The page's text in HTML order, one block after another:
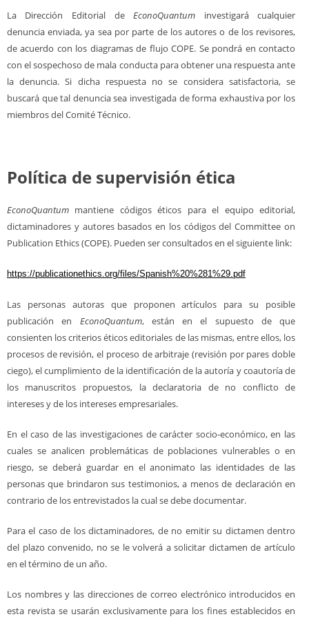
La Dirección Editorial deEconoQuantum investigará cualquier
denuncia enviada, ya sea por parte de los autores o de los revisores,
de acuerdo con los diagramas de flujo COPE. Se pondrá en contacto
con el sospechoso de mala conducta para obtener una respuesta ante
la denuncia. Si dicha respuesta no se considera satisfactoria, se
buscará que tal denuncia sea investigada de forma exhaustiva por los
miembros del Comité Técnico.
Política de supervisión ética
EconoQuantummantiene códigos éticos para el equipo editorial,
dictaminadores y autores basados en los códigos del Committee on
Publication Ethics (COPE). Pueden ser consultados en el siguiente link:
https://publicationethics.org/files/Spanish%20%281%29.pdf
Las personas autoras que proponen artículos para su posible
publicación en EconoQuantum, están en el supuesto de que
consienten los criterios éticos editoriales de las mismas, entre ellos, los
procesos de revisión, el proceso de arbitraje (revisión por pares doble
ciego), el cumplimiento de la identificación de la autoría y coautoría de
los manuscritos propuestos, la declaratoria de no conflicto de
intereses y de los intereses empresariales.
En el caso de las investigaciones de carácter socio-económico, en las
cuales se analicen problemáticas de poblaciones vulnerables o en
riesgo, se deberá guardar en el anonimato las identidades de las
personas que brindaron sus testimonios, a menos de declaración en
contrario de los entrevistados la cual se debe documentar.
Para el caso de los dictaminadores, de no emitir su dictamen dentro
del plazo convenido, no se le volverá a solicitar dictamen de artículo
en el término de un año.
Los nombres y las direcciones de correo electrónico introducidos en
esta revista se usarán exclusivamente para los fines establecidos en